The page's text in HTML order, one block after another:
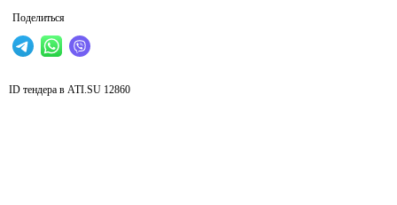
Поделиться
ID тендера в ATI.SU 12860